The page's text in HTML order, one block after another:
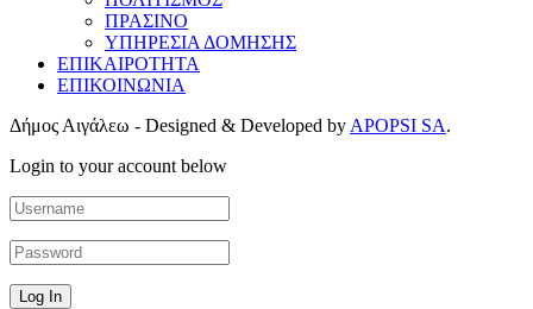
ΠΡΑΣΙΝΟ
ΥΠΗΡΕΣΙΑ ΔΟΜΗΣΗΣ
ΕΠΙΚΑΙΡΟΤΗΤΑ
ΕΠΙΚΟΙΝΩΝΙΑ
Δήμος Αιγάλεω - Designed & Developed by APOPSI SA.
Login to your account below